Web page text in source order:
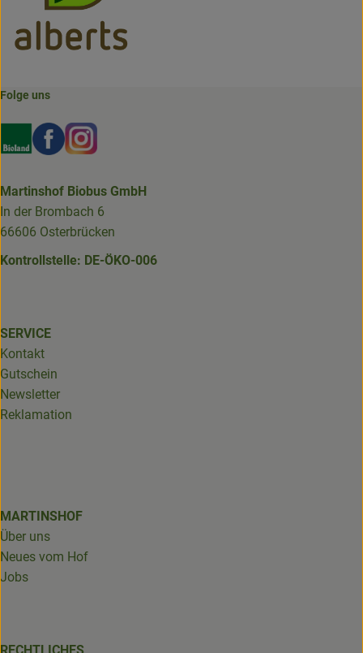
Folge uns
Externer Link zu https://www.bioland.de/verbraucher
Externer Link zu https://www.facebook.com/
Externer Link zu https://www.instagram.com/
Martinshof Biobus GmbH
In der Brombach 6
66606 Osterbrücken
Kontrollstelle: DE-ÖKO-006
SERVICE
Kontakt
Gutschein
Newsletter
Reklamation
MARTINSHOF
Über uns
Neues vom Hof
Jobs
RECHTLICHES